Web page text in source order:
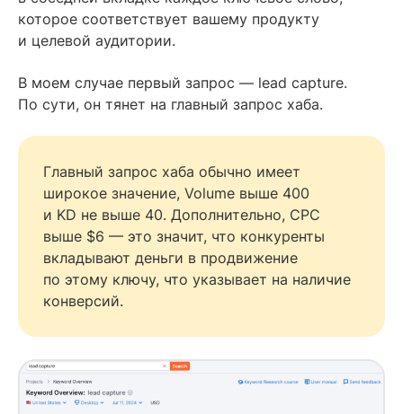
которое соответствует вашему продукту
и целевой аудитории.
В моем случае первый запрос — lead capture.
По сути, он тянет на главный запрос хаба.
Главный запрос хаба обычно имеет
широкое значение, Volume выше 400
и KD не выше 40. Дополнительно, CPC
выше $6 — это значит, что конкуренты
вкладывают деньги в продвижение
по этому ключу, что указывает на наличие
конверсий.